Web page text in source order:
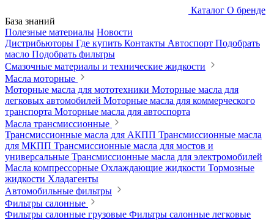
Каталог О бренде
База знаний
Полезные материалы Новости
Дистрибьюторы Где купить Контакты Автоспорт Подобрать
масло Подобрать фильтры
Смазочные материалы и технические жидкости
Масла моторные
Моторные масла для мототехники Моторные масла для
легковых автомобилей Моторные масла для коммерческого
транспорта Моторные масла для автоспорта
Масла трансмиссионные
Трансмиссионные масла для АКПП Трансмиссионные масла
для МКПП Трансмиссионные масла для мостов и
универсальные Трансмиссионные масла для электромобилей
Масла компрессорные Охлаждающие жидкости Тормозные
жидкости Хладагенты
Автомобильные фильтры
Фильтры салонные
Фильтры салонные грузовые Фильтры салонные легковые